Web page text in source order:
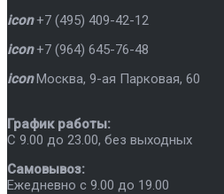
icon +7 (495) 409-42-12
icon +7 (964) 645-76-48
icon Москва, 9-ая Парковая, 60
График работы:
C 9.00 до 23.00, без выходных
Самовывоз:
Ежедневно с 9.00 до 19.00